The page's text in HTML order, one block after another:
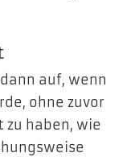
auf, wenn
ohne zuvor
haben, wie